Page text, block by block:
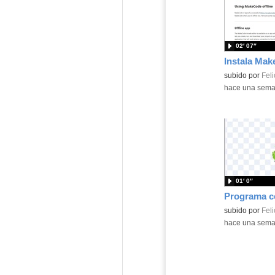
Contenido
subido por
02′ 07″
-hace una
Contenido
subido por
01′ 0″
-hace una